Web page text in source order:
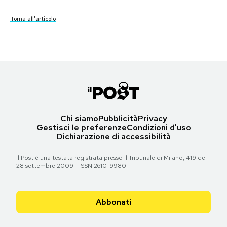
PODCAST
CALENDARIO
Torna all'articolo
Torna all'articolo
Torna all'articolo
Torna all'articolo
Torna all'articolo
Torna all'articolo
Torna all'articolo
Torna all'articolo
Torna all'articolo
Torna all'articolo
Torna all'articolo
Torna all'articolo
Torna all'articolo
Torna all'articolo
Torna all'articolo
Chi siamoPubblicitàPrivacy
Gestisci le preferenzeCondizioni d'uso
Dichiarazione di accessibilità
Il Post è una testata registrata presso il Tribunale di Milano, 419 del
28 settembre 2009 - ISSN 2610-9980
Abbonati